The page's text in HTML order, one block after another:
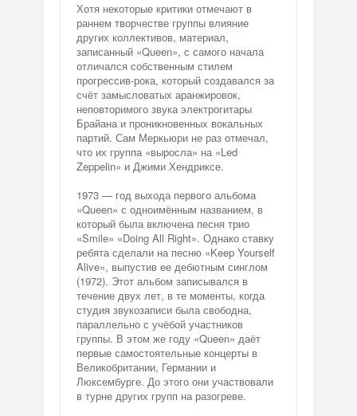
Хотя некоторые критики отмечают в
раннем творчестве группы влияние
других коллективов, материал,
записанный «Queen», с самого начала
отличался собственным стилем
прогрессив-рока, который создавался за
счёт замысловатых аранжировок,
неповторимого звука электрогитары
Брайана и проникновенных вокальных
партий. Сам Меркьюри не раз отмечал,
что их группа «выросла» на «Led
Zeppelin» и Джими Хендриксе.
1973 — год выхода первого альбома
«Queen» с одноимённым названием, в
который была включена песня трио
«Smile» «Doing All Right». Однако ставку
ребята сделали на песню «Keep Yourself
Alive», выпустив ее дебютным синглом
(1972). Этот альбом записывался в
течение двух лет, в те моменты, когда
студия звукозаписи была свободна,
параллельно с учёбой участников
группы. В этом же году «Queen» даёт
первые самостоятельные концерты в
Великобритании, Германии и
Люксембурге. До этого они участвовали
в турне других групп на разогреве.